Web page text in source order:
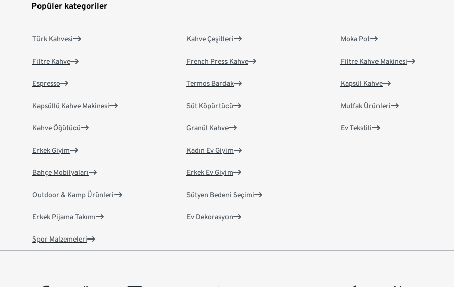
Popüler kategoriler
Türk Kahvesi
Filtre Kahve
Espresso
Kapsüllü Kahve Makinesi
Kahve Öğütücü
Kahve Çeşitleri
French Press Kahve
Termos Bardak
Süt Köpürtücü
Granül Kahve
Moka Pot
Filtre Kahve Makinesi
Kapsül Kahve
Mutfak Ürünleri
Ev Tekstili
Erkek Giyim
Bahçe Mobilyaları
Outdoor & Kamp Ürünleri
Erkek Pijama Takımı
Spor Malzemeleri
Kadın Ev Giyim
Erkek Ev Giyim
Sütyen Bedeni Seçimi
Ev Dekorasyon